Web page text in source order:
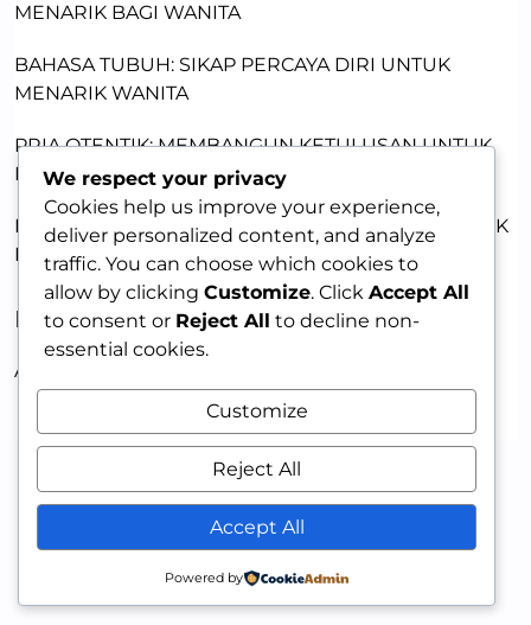
MENARIK BAGI WANITA
BAHASA TUBUH: SIKAP PERCAYA DIRI UNTUK
MENARIK WANITA
PRIA OTENTIK: MEMBANGUN KETULUSAN UNTUK
MENARIK WANITA
KEKUATAN KETULUSAN: JADI PRIA OTENTIK UNTUK
DAYA TARIK
RECENT COMMENTS
A WordPress Commenter
We respect your privacy
Cookies help us improve your experience,
deliver personalized content, and analyze
traffic. You can choose which cookies to
allow by clicking Customize. Click Accept All
to consent or Reject All to decline non-
essential cookies.
Customize
Reject All
Accept All
Powered by